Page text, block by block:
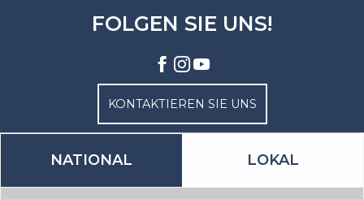
FOLGEN SIE UNS!
KONTAKTIEREN SIE UNS
NATIONAL LOKAL